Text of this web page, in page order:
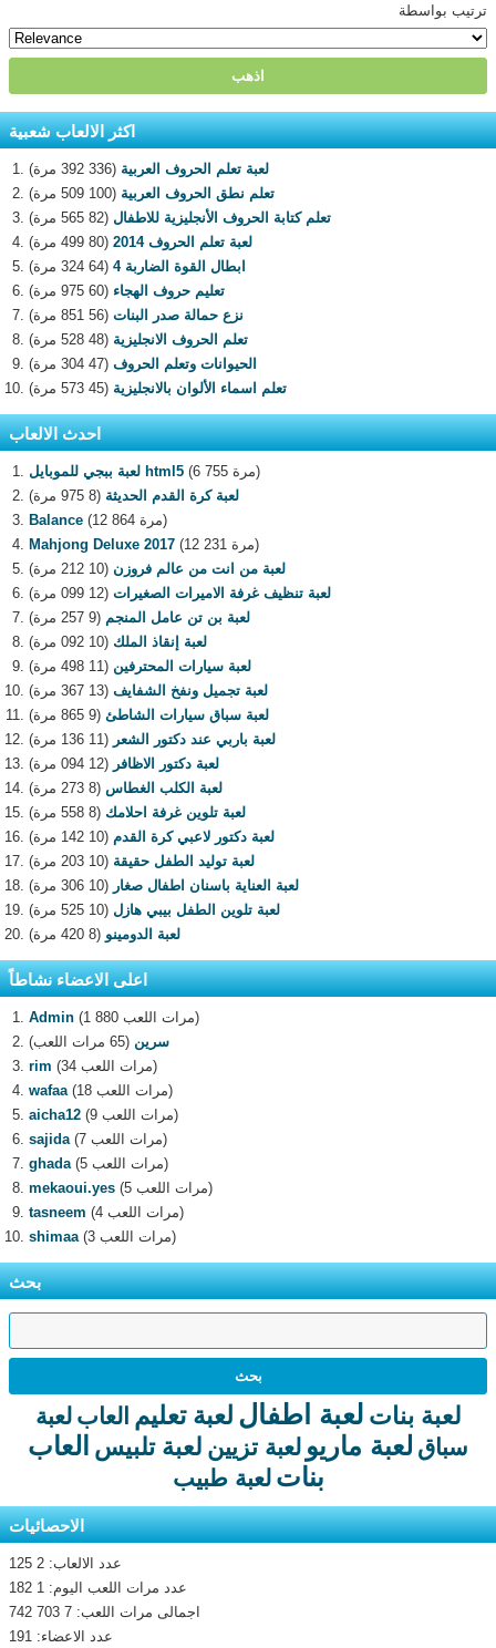
ترتيب بواسطة
اكثر الالعاب شعبية
لعبة تعلم الحروف العربية (336 392 مرة)
تعلم نطق الحروف العربية (100 509 مرة)
تعلم كتابة الحروف الأنجليزية للاطفال (82 565 مرة)
لعبة تعلم الحروف 2014
(80 499 مرة)
ابطال القوة الضاربة 4
(64 324 مرة)
تعليم حروف الهجاء (60 975 مرة)
نزع حمالة صدر البنات (56 851 مرة)
تعلم الحروف الانجليزية (48 528 مرة)
الحيوانات وتعلم الحروف (47 304 مرة)
تعلم اسماء الألوان بالانجليزية (45 573 مرة)
احدث الالعاب
لعبة ببجي للموبايل html5
(6 755 مرة)
لعبة كرة القدم الحديثة (8 975 مرة)
Balance
(12 864 مرة)
Mahjong Deluxe 2017
(12 231 مرة)
لعبة من انت من عالم فروزن (10 212 مرة)
لعبة تنظيف غرفة الاميرات الصغيرات (12 099 مرة)
لعبة بن تن عامل المنجم (9 257 مرة)
لعبة إنقاذ الملك (10 092 مرة)
لعبة سيارات المحترفين (11 498 مرة)
لعبة تجميل ونفخ الشفايف (13 367 مرة)
لعبة سباق سيارات الشاطئ (9 865 مرة)
لعبة باربي عند دكتور الشعر (11 136 مرة)
لعبة دكتور الاظافر (12 094 مرة)
لعبة الكلب الغطاس (8 273 مرة)
لعبة تلوين غرفة احلامك (8 558 مرة)
لعبة دكتور لاعبي كرة القدم (10 142 مرة)
لعبة توليد الطفل حقيقة (10 203 مرة)
لعبة العناية باسنان اطفال صغار (10 306 مرة)
لعبة تلوين الطفل بيبي هازل (10 525 مرة)
لعبة الدومينو (8 420 مرة)
اعلى الاعضاء نشاطاً
Admin
(1 880 مرات اللعب)
سرين (65 مرات اللعب)
rim
(34 مرات اللعب)
wafaa
(18 مرات اللعب)
aicha12
(9 مرات اللعب)
sajida
(7 مرات اللعب)
ghada
(5 مرات اللعب)
mekaoui.yes
(5 مرات اللعب)
tasneem
(4 مرات اللعب)
shimaa
(3 مرات اللعب)
بحث
لعبة بنات لعبة اطفال لعبة تعليم العاب لعبة
سباق لعبة ماريو لعبة تزيين لعبة تلبيس العاب
بنات لعبة طبيب
الاحصائيات
عدد الالعاب: 2 125
عدد مرات اللعب اليوم: 1 182
اجمالى مرات اللعب: 7 703 742
عدد الاعضاء: 191